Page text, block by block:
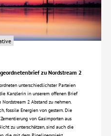
zu Nordstream 2
unterschiedlichster Parteien
Kanzlerin in unserem offenen Brief
2 Abstand zu nehmen.
fossile Energien von gestern. Die
von Gasimporten aus
zu unterschätzen, sind auch die